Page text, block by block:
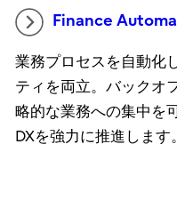
Finance
業務プロセスを自動化
ティを両立。バックオ
略的な業務への集中を
DXを強力に推進します。